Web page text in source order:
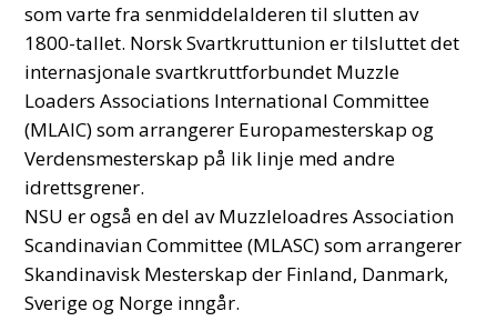
som varte fra senmiddelalderen til slutten av
1800-tallet. Norsk Svartkruttunion er tilsluttet det
internasjonale svartkruttforbundet Muzzle
Loaders Associations International Committee
(MLAIC) som arrangerer Europamesterskap og
Verdensmesterskap på lik linje med andre
idrettsgrener.
NSU er også en del av Muzzleloadres Association
Scandinavian Committee (MLASC) som arrangerer
Skandinavisk Mesterskap der Finland, Danmark,
Sverige og Norge inngår.